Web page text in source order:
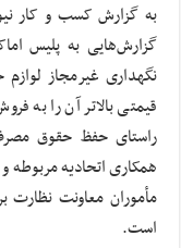
به گزارش کسب و کار
گزارش‌هایی به پلیس
نگهداری غیرمجاز
قیمتی بالاتر آن را به
راستای حفظ حقوق
همکاری اتحادیه مربوطه
مأموران معاونت نظارت
است.